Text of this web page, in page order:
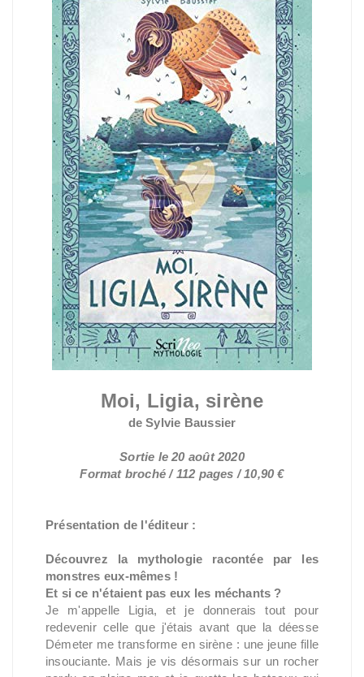
Moi, Ligia, sirène
de Sylvie Baussier
Sortie le 20 août 2020
Format broché / 112 pages / 10,90 €
Présentation de l'éditeur :
Découvrez la mythologie racontée par les
monstres eux-mêmes !
Et si ce n'étaient pas eux les méchants ?
Je m'appelle Ligia, et je donnerais tout pour
redevenir celle que j'étais avant que la déesse
Démeter me transforme en sirène : une jeune fille
insouciante. Mais je vis désormais sur un rocher